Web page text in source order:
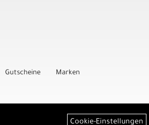
Gutscheine Marken
Cookie-Einstellungen